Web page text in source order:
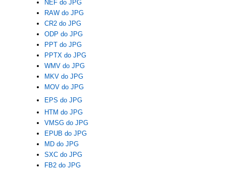
NEF do JPG
RAW do JPG
CR2 do JPG
ODP do JPG
PPT do JPG
PPTX do JPG
WMV do JPG
MKV do JPG
MOV do JPG
EPS do JPG
HTM do JPG
VMSG do JPG
EPUB do JPG
MD do JPG
SXC do JPG
FB2 do JPG